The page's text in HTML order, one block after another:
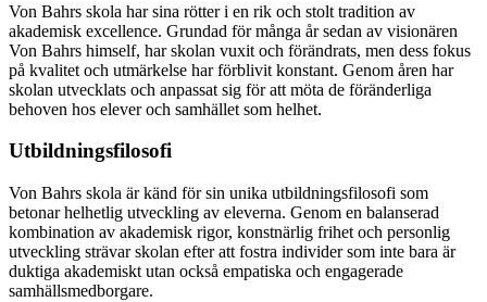
Von Bahrs skola har sina rötter i en rik och stolt tradition av
akademisk excellence. Grundad för många år sedan av visionären
Von Bahrs himself, har skolan vuxit och förändrats, men dess fokus
på kvalitet och utmärkelse har förblivit konstant. Genom åren har
skolan utvecklats och anpassat sig för att möta de föränderliga
behoven hos elever och samhället som helhet.
Utbildningsfilosofi
Von Bahrs skola är känd för sin unika utbildningsfilosofi som
betonar helhetlig utveckling av eleverna. Genom en balanserad
kombination av akademisk rigor, konstnärlig frihet och personlig
utveckling strävar skolan efter att fostra individer som inte bara är
duktiga akademiskt utan också empatiska och engagerade
samhällsmedborgare.